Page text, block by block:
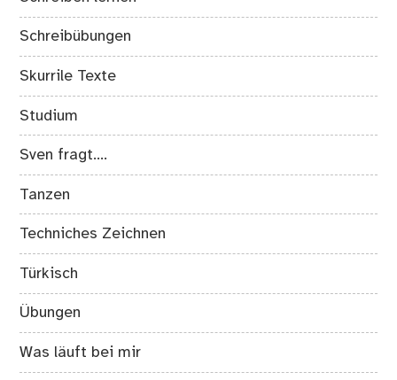
Schreibübungen
Skurrile Texte
Studium
Sven fragt….
Tanzen
Techniches Zeichnen
Türkisch
Übungen
Was läuft bei mir